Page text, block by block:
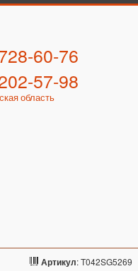
60-76
57-98
область
Артикул: T042SG5269